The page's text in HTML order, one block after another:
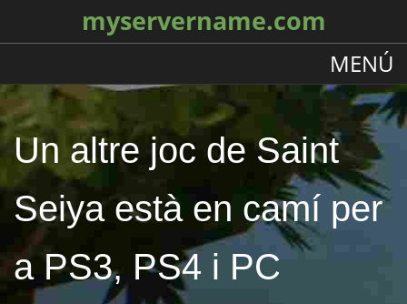
myservername.com
MENÚ
Un altre joc de Saint
Seiya està en camí per
a PS3, PS4 i PC